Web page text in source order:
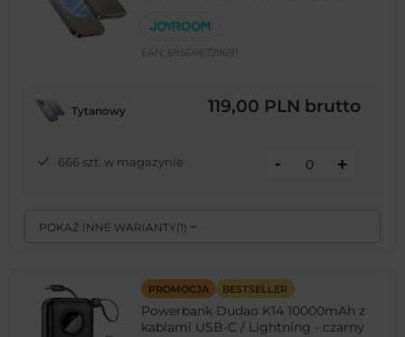
EAN: 6956116729691
POKAŻ INNE WARIANTY( 1)
Tytanowy 119,00 PLN brutto
666 szt. w magazynie - +
PROMOCJA BESTSELLER
Powerbank Dudao K14 10000mAh z
kablami USB-C / Lightning - czarny